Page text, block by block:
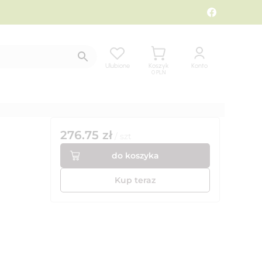
Ulubione
Koszyk
0 PLN
Konto
276.75 zł
do koszyka
Kup teraz